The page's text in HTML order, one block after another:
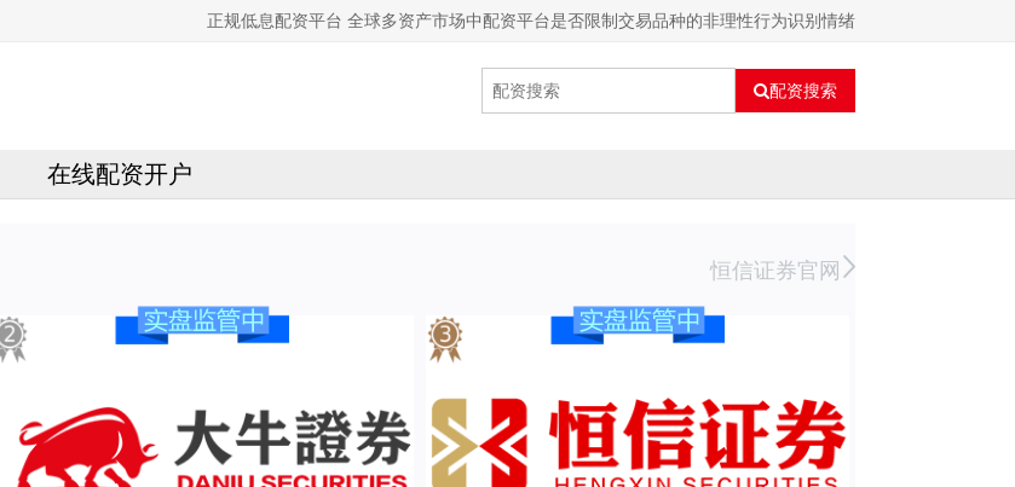
正规低息配资平台 全球多资产市场中配资平台是否限制交易品种的非理性行为识别情绪
配资搜索
在线配资开户
恒信证券官网